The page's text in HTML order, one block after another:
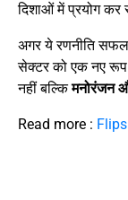
दिशाओं में प्रयोग कर
अगर ये रणनीति सफल
सेक्टर को एक नए रूप
नहीं बल्किमनोरंजन
Read more :